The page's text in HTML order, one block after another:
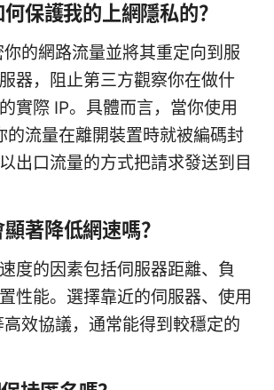
保護我的上網隱私的？
的網路流量並將其重定向到服
器，阻止第三方觀察你在做什
實際 IP。具體而言，當你使用
流量在離開裝置時就被編碼封
出口流量的方式把請求發送到目
著降低網速嗎？
度的因素包括伺服器距離、負
性能。選擇靠近的伺服器、使用
效協議，通常能得到較穩定的